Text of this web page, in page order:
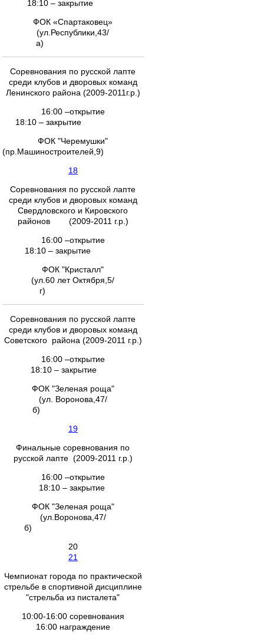
18:10 – закрытие
ФОК «Спартаковец»
(ул.Республики,43/
а)
Соревнования по русской лапте
среди клубов и дворовых команд
Ленинского района (2009-2011г.р.)
16:00 –открытие
18:10 – закрытие
ФОК "Черемушки"
(пр.Машиностроителей,9)
18
Соревнования по русской лапте
среди клубов и дворовых команд
Свердловского и Кировского
районов (2009-2011 г.р.)
16:00 –открытие
18:10 – закрытие
ФОК "Кристалл"
(ул.60 лет Октября,5/
г)
Соревнования по русской лапте
среди клубов и дворовых команд
Советского района (2009-2011 г.р.)
16:00 –открытие
18:10 – закрытие
ФОК "Зеленая роща"
(ул. Воронова,47/
б)
19
Финальные соревнования по
русской лапте (2009-2011 г.р.)
16:00 –открытие
18:10 – закрытие
ФОК "Зеленая роща"
(ул.Воронова,47/
б)
20
21
Чемпионат города по практической
стрельбе в спортивной дисциплине
"стрельба из писталета"
10:00-16:00 соревнования
16:00 награждение